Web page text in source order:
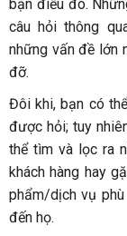
bạn điều đó.
câu hỏi thông
những vấn đề lớn
đỡ.
Đôi khi, bạn có
được hỏi; tuy
thể tìm và lọc ra
khách hàng hay
phẩm/dịch vụ
đến họ.